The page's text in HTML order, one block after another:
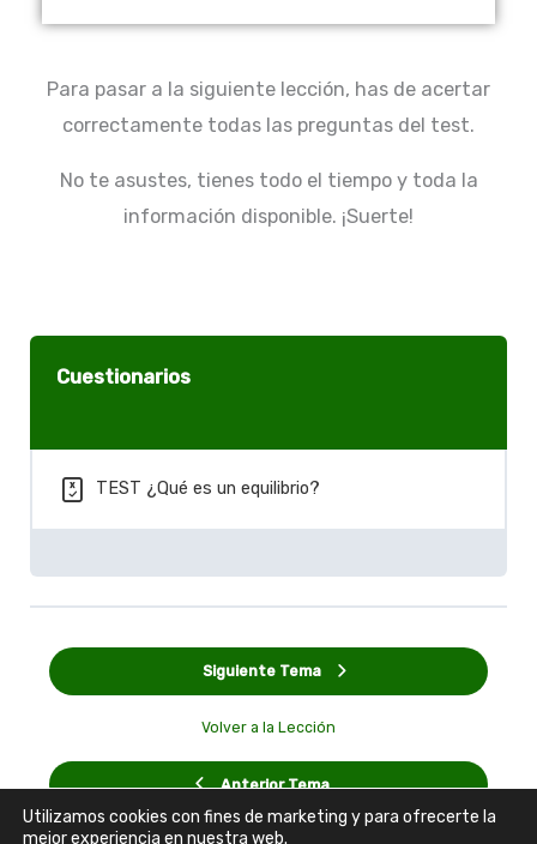
Para pasar a la siguiente lección, has de acertar
correctamente todas las preguntas del test.
No te asustes, tienes todo el tiempo y toda la
información disponible. ¡Suerte!
Cuestionarios
TEST ¿Qué es un equilibrio?
Anterior Tema
Volver a la Lección
Siguiente Tema
Utilizamos cookies con fines de marketing y para ofrecerte la
mejor experiencia en nuestra web.